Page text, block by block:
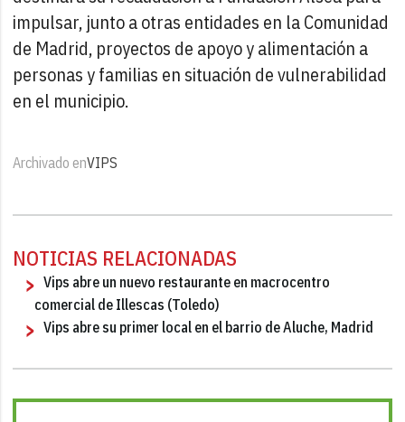
impulsar, junto a otras entidades en la Comunidad
de Madrid, proyectos de apoyo y alimentación a
personas y familias en situación de vulnerabilidad
en el municipio.
Archivado enVIPS
NOTICIAS RELACIONADAS
Vips abre un nuevo restaurante en macrocentro
comercial de Illescas (Toledo)
Vips abre su primer local en el barrio de Aluche, Madrid